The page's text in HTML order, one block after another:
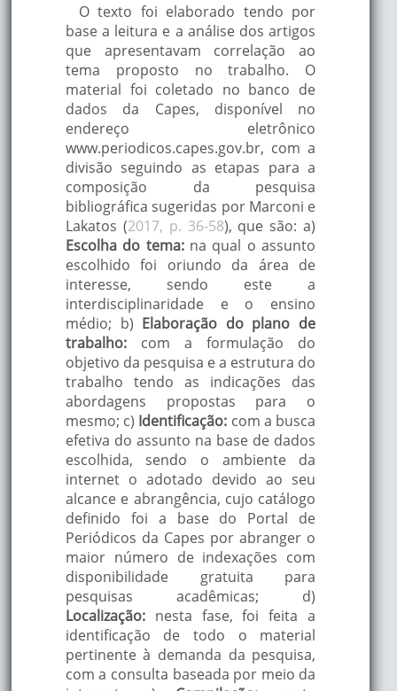
O texto foi elaborado tendo por
base a leitura e a análise dos artigos
que apresentavam correlação ao
tema proposto no trabalho. O
material foi coletado no banco de
dados da Capes, disponível no
endereço eletrônico
www.periodicos.capes.gov.br, com a
divisão seguindo as etapas para a
composição da pesquisa
bibliográfica sugeridas por Marconi e
Lakatos (2017, p. 36-58), que são: a)
Escolha do tema:na qual o assunto
escolhido foi oriundo da área de
interesse, sendo este a
interdisciplinaridade e o ensino
médio; b) Elaboração do plano de
trabalho:com a formulação do
objetivo da pesquisa e a estrutura do
trabalho tendo as indicações das
abordagens propostas para o
mesmo; c) Identificação: com a busca
efetiva do assunto na base de dados
escolhida, sendo o ambiente da
internet o adotado devido ao seu
alcance e abrangência, cujo catálogo
definido foi a base do Portal de
Periódicos da Capes por abranger o
maior número de indexações com
disponibilidade gratuita para
pesquisas acadêmicas; d)
Localização:nesta fase, foi feita a
identificação de todo o material
pertinente à demanda da pesquisa,
com a consulta baseada por meio da